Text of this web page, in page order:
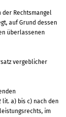
der Rechtsmangel
auf Grund dessen
überlassenen
vergeblicher
lit. a) bis c) nach den
im